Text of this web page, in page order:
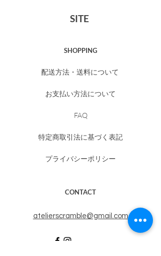
SITE
SHOPPING
配送方法・送料について
お支払い方法について
FAQ
特定商取引法に基づく表記
プライバシーポリシー
CONTACT
​atelierscramble@gmail.com